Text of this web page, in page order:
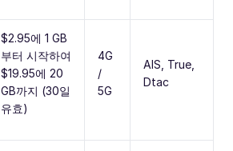
$2.95에 1 GB
부터 시작하여
$19.95에 20
GB까지 (30일
유효)
4G
/
5G
AIS, True,
Dtac